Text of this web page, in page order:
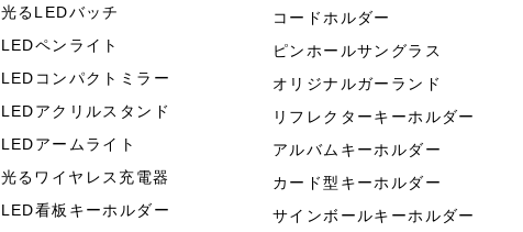
光るLEDバッチ
LEDペンライト
LEDコンパクトミラー
LEDアクリルスタンド
LEDアームライト
光るワイヤレス充電器
LED看板キーホルダー
コードホルダー
ピンホールサングラス
オリジナルガーランド
リフレクターキーホルダー
アルバムキーホルダー
カード型キーホルダー
サインボールキーホルダー